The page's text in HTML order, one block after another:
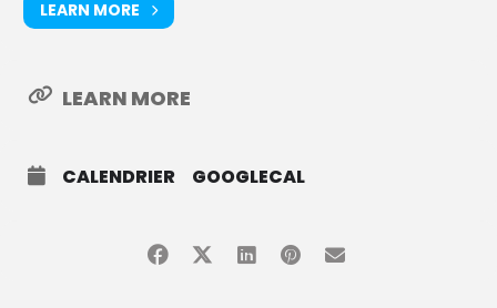
LEARN MORE
LEARN MORE
CALENDRIER GOOGLECAL